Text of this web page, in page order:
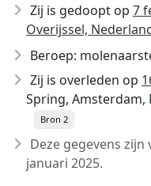
Zij is gedoopt op 7
Overijssel,
Beroep:
Zij is overleden op
Spring,
Bron 2
Deze gegevens
januari 2025.